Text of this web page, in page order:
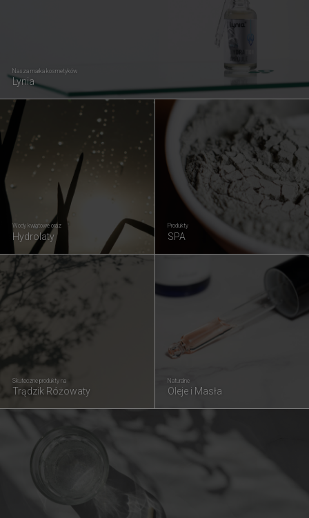
Nasza marka kosmetyków
Lynia
Wody kwiatowe oraz
Hydrolaty
Produkty
SPA
Skuteczne produkty na
Trądzik Różowaty
Naturalne
Oleje i Masła